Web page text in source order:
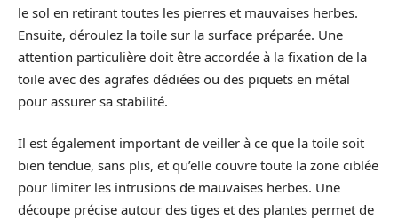
le sol en retirant toutes les pierres et mauvaises herbes.
Ensuite, déroulez la toile sur la surface préparée. Une
attention particulière doit être accordée à la fixation de la
toile avec des agrafes dédiées ou des piquets en métal
pour assurer sa stabilité.
Il est également important de veiller à ce que la toile soit
bien tendue, sans plis, et qu’elle couvre toute la zone ciblée
pour limiter les intrusions de mauvaises herbes. Une
découpe précise autour des tiges et des plantes permet de